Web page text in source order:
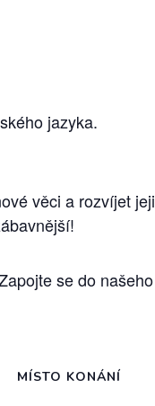
jazyka.
věci a rozvíjet
se do
MÍSTO KONÁNÍ